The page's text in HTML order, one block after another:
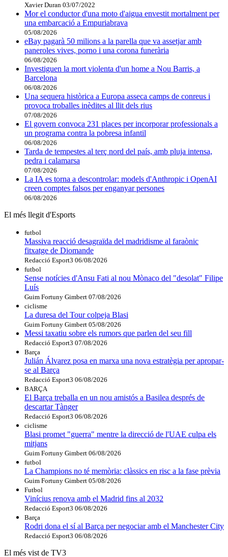
Xavier Duran 03/07/2022
Mor el conductor d'una moto d'aigua envestit mortalment per
una embarcació a Empuriabrava
05/08/2026
eBay pagarà 50 milions a la parella que va assetjar amb
paneroles vives, porno i una corona funerària
06/08/2026
Investiguen la mort violenta d'un home a Nou Barris, a
Barcelona
06/08/2026
Una sequera històrica a Europa asseca camps de conreus i
provoca troballes inèdites al llit dels rius
07/08/2026
El govern convoca 231 places per incorporar professionals a
un programa contra la pobresa infantil
06/08/2026
Tarda de tempestes al terç nord del país, amb pluja intensa,
pedra i calamarsa
07/08/2026
La IA es torna a descontrolar: models d'Anthropic i OpenAI
creen comptes falsos per enganyar persones
06/08/2026
El més llegit d'Esports
futbol
Massiva reacció desagraïda del madridisme al faraònic
fitxatge de Diomande
Redacció Esport3 06/08/2026
futbol
Sense notícies d'Ansu Fati al nou Mònaco del "desolat" Filipe
Luís
Guim Fortuny Gimbert 07/08/2026
ciclisme
La duresa del Tour colpeja Blasi
Guim Fortuny Gimbert 05/08/2026
Messi taxatiu sobre els rumors que parlen del seu fill
Redacció Esport3 07/08/2026
Barça
Julián Álvarez posa en marxa una nova estratègia per apropar-
se al Barça
Redacció Esport3 06/08/2026
BARÇA
El Barça treballa en un nou amistós a Basilea després de
descartar Tànger
Redacció Esport3 06/08/2026
ciclisme
Blasi promet "guerra" mentre la direcció de l'UAE culpa els
mitjans
Guim Fortuny Gimbert 06/08/2026
futbol
La Champions no té memòria: clàssics en risc a la fase prèvia
Guim Fortuny Gimbert 05/08/2026
Futbol
Vinícius renova amb el Madrid fins al 2032
Redacció Esport3 06/08/2026
Barça
Rodri dona el sí al Barça per negociar amb el Manchester City
Redacció Esport3 06/08/2026
El més vist de TV3